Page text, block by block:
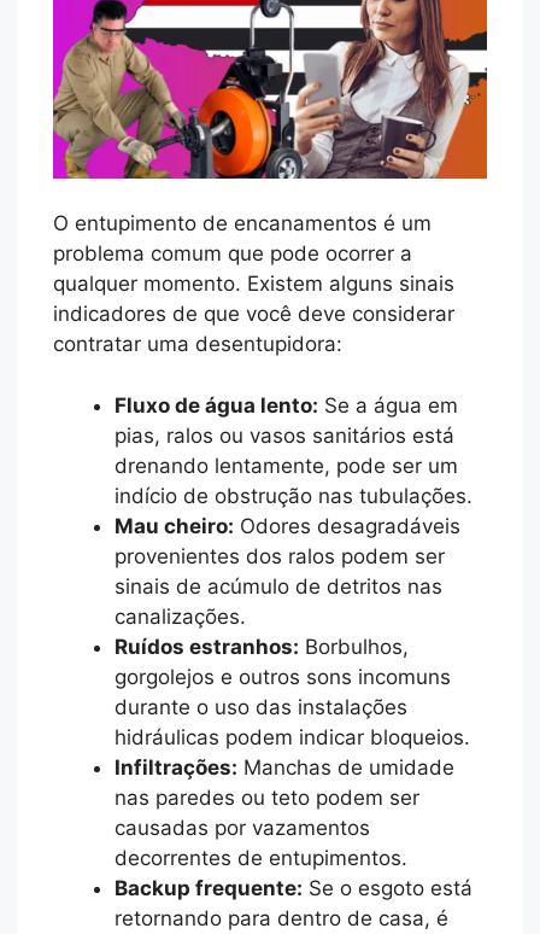
O entupimento de encanamentos é um
problema comum que pode ocorrer a
qualquer momento. Existem alguns sinais
indicadores de que você deve considerar
contratar uma desentupidora:
Fluxo de água lento: Se a água em
pias, ralos ou vasos sanitários está
drenando lentamente, pode ser um
indício de obstrução nas tubulações.
Mau cheiro: Odores desagradáveis
provenientes dos ralos podem ser
sinais de acúmulo de detritos nas
canalizações.
Ruídos estranhos: Borbulhos,
gorgolejos e outros sons incomuns
durante o uso das instalações
hidráulicas podem indicar bloqueios.
Infiltrações: Manchas de umidade
nas paredes ou teto podem ser
causadas por vazamentos
decorrentes de entupimentos.
Backup frequente: Se o esgoto está
retornando para dentro de casa, é